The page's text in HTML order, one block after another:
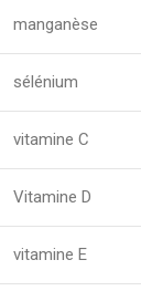
manganèse
sélénium
vitamine C
Vitamine D
vitamine E